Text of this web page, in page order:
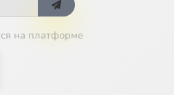
на платформе